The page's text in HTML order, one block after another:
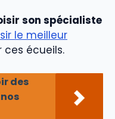
son spécialiste
le meilleur
ces écueils.
des